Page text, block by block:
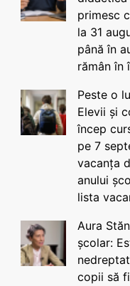
primesc
la 31
până în
rămân în
Peste o
Elevii și
încep
pe 7
vacanța
anului
lista
Aura
școlar:
copii să